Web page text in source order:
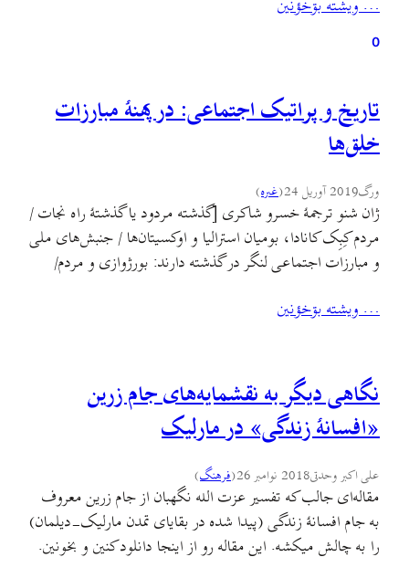
… ويشته بۊخؤنين
0
تاریخ و پراتیک اجتماعی: در پهنهٔ مبارزات
خلق‌ها
ورگ2019 آوریل 24 (غىره)
ژان شنو ترجمهٔ خسرو شاکری [گذشته مردود یا گذشتهٔ راه نجات /
مردم کِبِک کانادا، بومیان استرالیا و اوکسیتان‌ها / جنبش‌های ملی
و مبارزات اجتماعی لنگر در گذشته دارند: بورژوازی و مردم/
/ «سال ۰۱» چون قطع و توقفی در زمان.] در مبارزهٔ با نظام… ويشته بۊخؤنين
نگاهی دیگر به نقشمایه‌های جام زرین
«افسانهٔ زندگی» در مارلیک
علی اکبر وحدتی2018 نوامبر 26 (فرهنگ)
مقاله‌ای جالب که تفسیر عزت الله نگهبان از جام زرین معروف
به جام افسانهٔ زندگی (پیدا شده در بقایای تمدن مارلیک-دیلمان)
را به چالش میکشه. این مقاله رو از اینجا دانلود کنین و بخونین.